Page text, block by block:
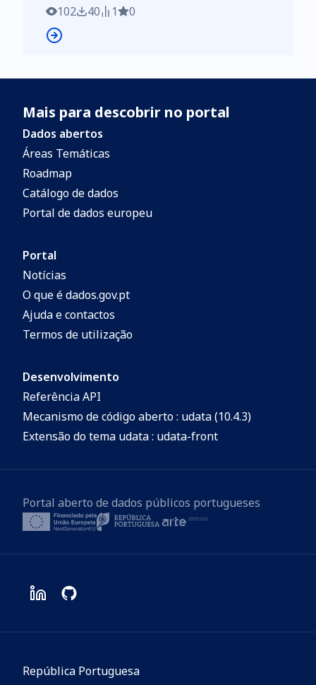
e da Madeira. Este mapa inclui pela
primeira vez a cartografia geológica da
investigação em geologia marinha. O
mapa é constituído por: Carta Geológica
de Portugal Continental, Carta Geológica
da Região Imersa de Portugal, Carta
Geológica do Arquipélago dos Açores,
Carta Geológica do Arquipélago da
Neotectónico de Portugal Continental com
Hipsometria à escala 1:4 000 000,
Esquema Tectono-Estratigráfico de
Portugal Continental à escala 1:5 000 000
e Mapa de localização à escala 1:20 000
102 40 1 0
Mais para descobrir no portal
Dados abertos
Áreas Temáticas
Roadmap
Catálogo de dados
Portal de dados europeu
Portal
Notícias
O que é dados.gov.pt
Ajuda e contactos
Termos de utilização
Desenvolvimento
Referência API
Mecanismo de código aberto : udata (10.4.3)
Extensão do tema udata : udata-front
Portal aberto de dados públicos portugueses
República Portuguesa